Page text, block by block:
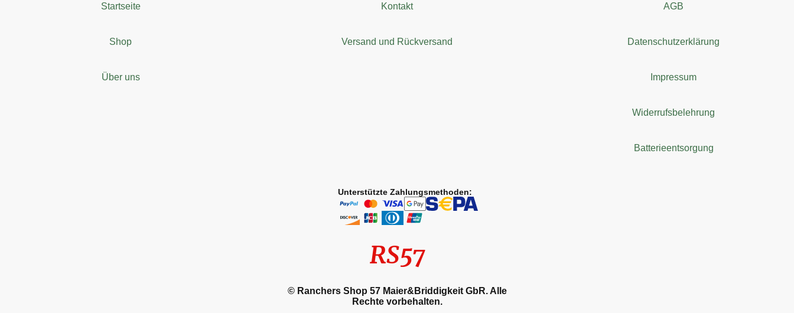
Startseite
Shop
Über uns
Kontakt
Versand und Rückversand
AGB
Datenschutzerklärung
Impressum
Widerrufsbelehrung
Batterieentsorgung
Unterstützte Zahlungsmethoden:
RS57
© Ranchers Shop 57 Maier&Briddigkeit GbR. Alle
Rechte vorbehalten.